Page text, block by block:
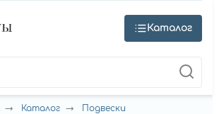
Каталог
Каталог
Подвески